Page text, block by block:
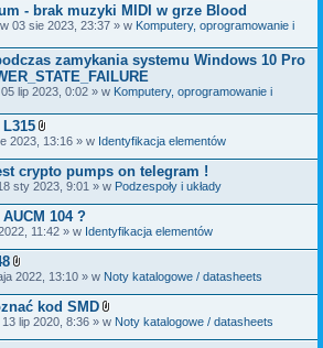
- brak muzyki MIDI w grze Blood
03 sie 2023, 23:37 » w Komputery, oprogramowanie i
zamykania systemu Windows 10 Pro
lip 2023, 0:02 » w Komputery, oprogramowanie i
Z
ł
ą
c
z
n
i
2023, 13:16 » w Identyfikacja elementów
crypto pumps on telegram !
sty 2023, 9:01 » w Podzespoły i układy
104 ?
11:42 » w Identyfikacja elementów
Z
ł
ą
c
z
2022, 13:10 » w Noty katalogowe / datasheets
kod SMD
Z
ł
lip 2020, 8:36 » w Noty katalogowe / datasheets